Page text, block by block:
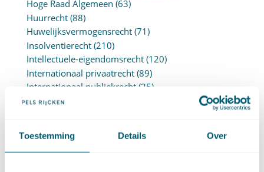
Toestemming Details Over
Hoge Raad Algemeen (63)
Huurrecht(88)
Huwelijksvermogensrecht(71)
Insolventierecht(210)
Intellectuele-eigendomsrecht(120)
Internationaal privaatrecht(89)
Internationaal publiekrecht(25)
Kooprecht
Ondernemingsrecht
(104)
Onteigeningsrecht